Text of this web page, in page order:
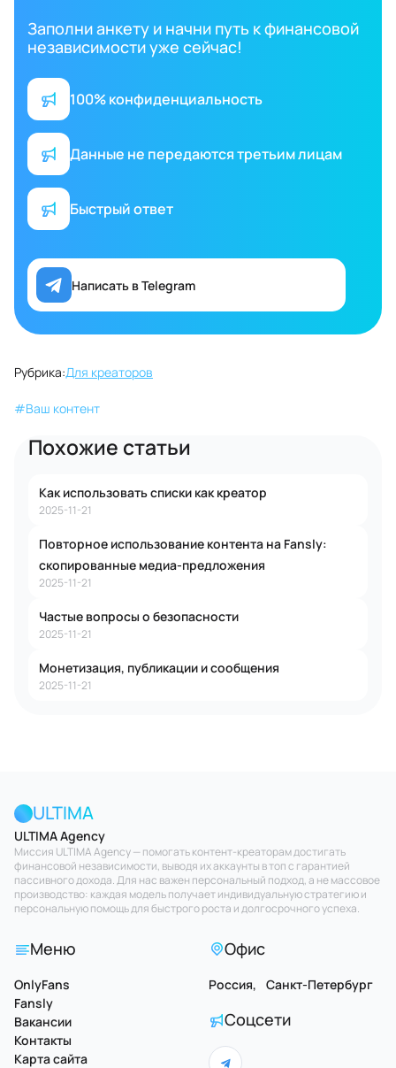
Заполни анкету и начни путь к финансовой
независимости уже сейчас!
100% конфиденциальность
Данные не передаются третьим лицам
Быстрый ответ
Написать в Telegram
Рубрика:Для креаторов
#Ваш контент
Похожие статьи
Как использовать списки как креатор
2025-11-21
Повторное использование контента на Fansly:
скопированные медиа-предложения
2025-11-21
Частые вопросы о безопасности
2025-11-21
Монетизация, публикации и сообщения
2025-11-21
ULTIMA
ULTIMA Agency
Миссия ULTIMA Agency — помогать контент-креаторам достигать
финансовой независимости, выводя их аккаунты в топ с гарантией
пассивного дохода. Для нас важен персональный подход, а не массовое
производство: каждая модель получает индивидуальную стратегию и
персональную помощь для быстрого роста и долгосрочного успеха.
Меню
OnlyFans
Fansly
Вакансии
Контакты
Карта сайта
Офис
Россия, Санкт-Петербург
Соцсети